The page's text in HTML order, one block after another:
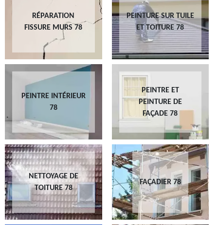
RÉPARATION
FISSURE MURS 78
PEINTURE SUR TUILE
ET TOITURE 78
PEINTRE INTÉRIEUR
78
PEINTRE ET
PEINTURE DE
FAÇADE 78
NETTOYAGE DE
TOITURE 78
FAÇADIER 78